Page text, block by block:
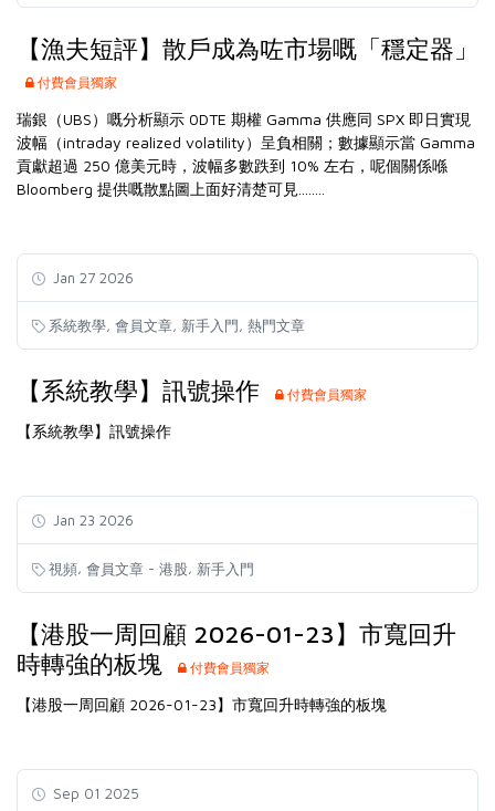
【漁夫短評】散戶成為咗市場嘅「穩定器」
付費會員獨家
瑞銀（UBS）嘅分析顯示 0DTE 期權 Gamma 供應同 SPX 即日實現
波幅（intraday realized volatility）呈負相關；數據顯示當 Gamma
貢獻超過 250 億美元時，波幅多數跌到 10% 左右，呢個關係喺
Bloomberg 提供嘅散點圖上面好清楚可見........
Jan 27 2026
系統教學 會員文章 新手入門 熱門文章
【系統教學】訊號操作 付費會員獨家
【系統教學】訊號操作
Jan 23 2026
視頻, 會員文章 - 港股, 新手入門
【港股一周回顧 2026-01-23】市寬回升
時轉強的板塊
付費會員獨家
【港股一周回顧 2026-01-23】市寬回升時轉強的板塊
Sep 01 2025